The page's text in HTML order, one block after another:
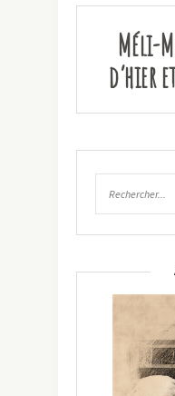
Méli-
d’hier